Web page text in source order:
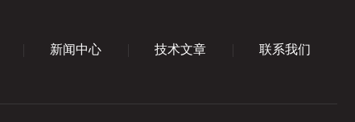
新闻中心 技术文章 联系我们